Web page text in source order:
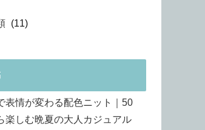
(11)
表情が変わる配色ニット｜50
楽しむ晩夏の大人カジュアル